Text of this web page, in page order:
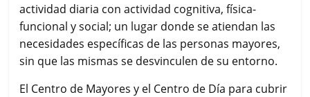
actividad diaria con actividad cognitiva, física-
funcional y social; un lugar donde se atiendan las
necesidades específicas de las personas mayores,
sin que las mismas se desvinculen de su entorno.
El Centro de Mayores y el Centro de Día para cubrir